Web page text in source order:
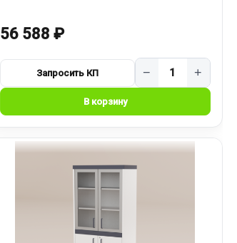
56 588 ₽
− +